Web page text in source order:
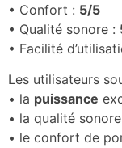
• Confort : 5/5
• Qualité sonore :
• Facilité
Les utilisateurs
• la puissance
• la qualité
• le confort de